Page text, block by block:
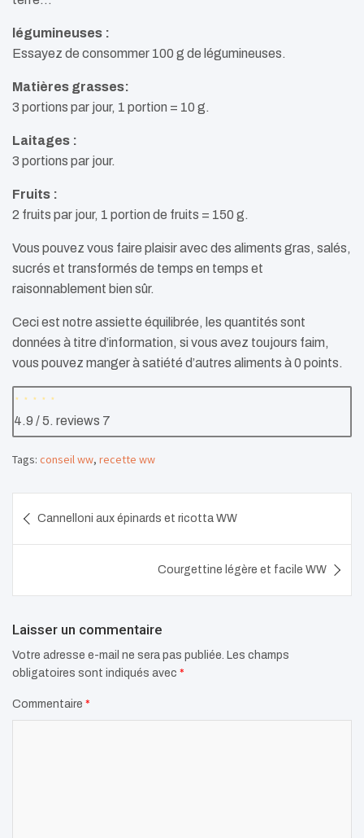
légumineuses :
Essayez de consommer 100 g de légumineuses.
Matières grasses:
3 portions par jour, 1 portion = 10 g.
Laitages :
3 portions par jour.
Fruits :
2 fruits par jour, 1 portion de fruits = 150 g.
Vous pouvez vous faire plaisir avec des aliments gras, salés,
sucrés et transformés de temps en temps et
raisonnablement bien sûr.
Ceci est notre assiette équilibrée, les quantités sont
données à titre d’information, si vous avez toujours faim,
vous pouvez manger à satiété d’autres aliments à 0 points.
4.9 / 5. reviews 7
Tags: conseil ww, recette ww
de
Cannelloni aux épinards et ricotta WW
Courgettine légère et facile WW
Laisser un commentaire
Votre adresse e-mail ne sera pas publiée. Les champs
obligatoires sont indiqués avec *
Commentaire *